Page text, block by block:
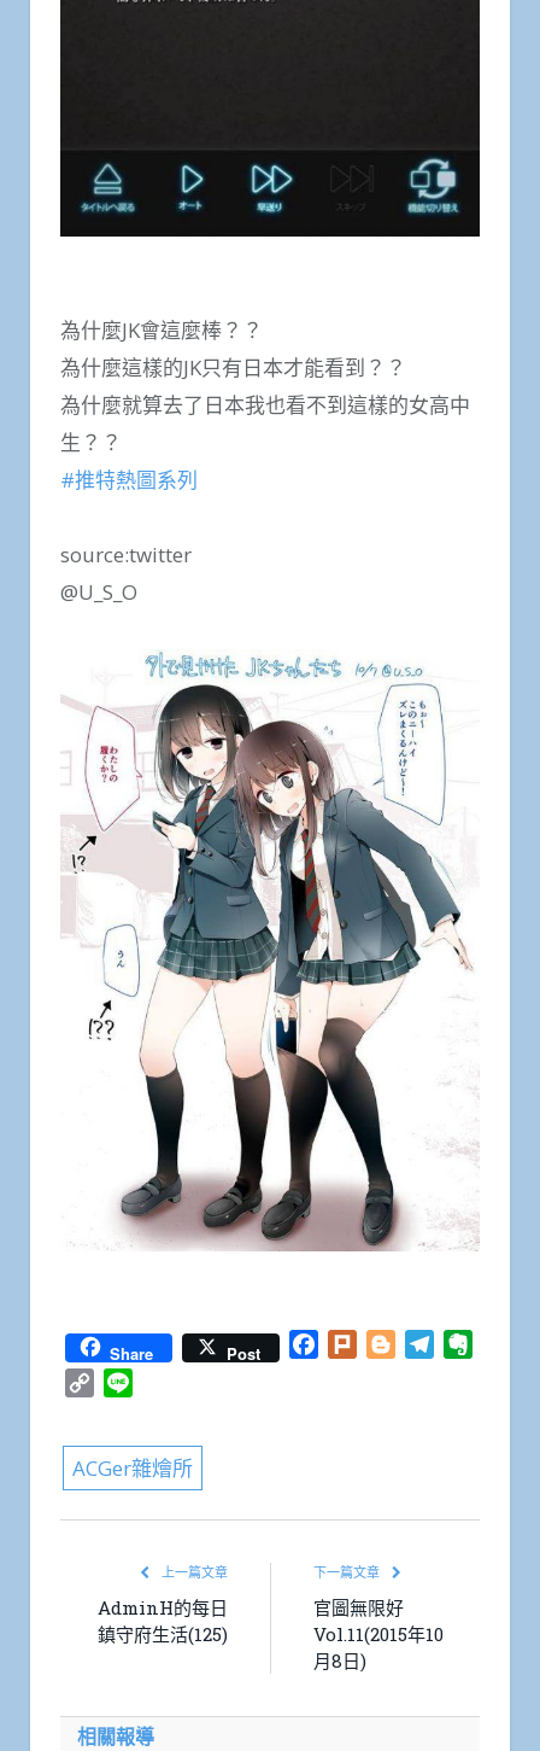
為什麼JK會這麼棒？？
為什麼這樣的JK只有日本才能看到？？
為什麼就算去了日本我也看不到這樣的女高中
生？？
‪#‎推特熱圖系列‬
source:twitter
@U_S_O
Share Post Facebook
Plurk BloggerTelegram
Copy
ACGer雜燴所
上一篇文章
AdminH的每日
鎮守府生活(125)
下一篇文章
官圖無限好
Vol.11(2015年10
月8日)
相關報導